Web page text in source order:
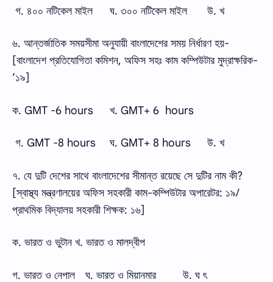
গ. ৪০০ নটিকেল মাইল ঘ. ৩০০ নটিকেল মাইল উ. খ
৬. আন্তর্জাতিক সময়সীমা অনুযায়ী বাংলাদেশের সময় নির্ধারণ হয়-
[বাংলাদেশ প্রতিযোগিতা কমিশন, অফিস সহঃ কাম কম্পিউটার মুদ্রাক্ষরিক-
’১৯]
ক. GMT -6 hours খ. GMT+ 6 hours
গ. GMT -8 hours ঘ. GMT+ 8 hours উ. খ
৭. যে দুটি দেশের সাথে বাংলাদেশের সীমান্ত রয়েছে সে দুটির নাম কী?
[স্বাস্থ্য মন্ত্রণালয়ের অফিস সহকারী কাম-কম্পিউটার অপারেটর: ১৯/
প্রাথমিক বিদ্যালয় সহকারী শিক্ষক: ১৬]
ক. ভারত ও ভুটান খ. ভারত ও মালদ্বীপ
গ. ভারত ও নেপাল ঘ. ভারত ও মিয়ানমার উ. ঘ ৎ